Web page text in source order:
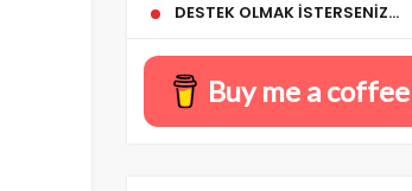
DESTEK OLMAK İSTERSENIZ…
Buy me a coffee